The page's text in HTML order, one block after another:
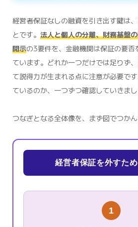
経営者保証なしの融資を引き出す鍵は
とです。 法人と個人の分離、財務基盤
開示の3要件を、金融機関は保証の要否
ています。どれか一つだけでは足りず
て説得力が生まれる点に注意が必要で
ているのか、一つずつ確認していきまし
つなぎとなる全体像を、まず図でつかん
経営者保証を外すた
1